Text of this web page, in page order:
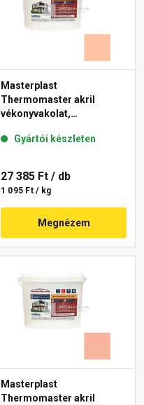
Masterplast
Thermomaster akril
vékonyvakolat,
15-D 25 kg
Gyártói készleten
27 385 Ft / db
1 095 Ft / kg
Megnézem
Masterplast
Thermomaster akril